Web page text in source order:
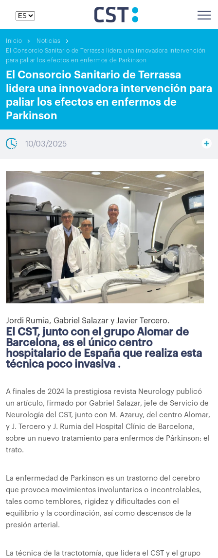
Inicio
Noticias
El Consorcio Sanitario de Terrassa lidera una innovadora intervención
para paliar los efectos en enfermos de Parkinson
El Consorcio Sanitario de Terrassa
lidera una innovadora intervención para
paliar los efectos en enfermos de
Parkinson
10/03/2025
Jordi Rumia, Gabriel Salazar y Javier Tercero.
El CST, junto con el grupo Alomar de
Barcelona, ​​es el único centro
hospitalario de España que realiza esta
técnica poco invasiva .
A finales de 2024 la prestigiosa revista Neurology publicó
un artículo, firmado por Gabriel Salazar, jefe de Servicio de
Neurología del CST, junto con M. Azaruy, del centro Alomar,
y J. Tercero y J. Rumia del Hospital Clínic de Barcelona, ​​
sobre un nuevo tratamiento para enfermos de Párkinson: el
trato.
La enfermedad de Parkinson es un trastorno del cerebro
que provoca movimientos involuntarios o incontrolables,
tales como temblores, rigidez y dificultades con el
equilibrio y la coordinación, así como descensos de la
presión arterial.
La técnica de la tractotomía, que lidera el CST y el grupo